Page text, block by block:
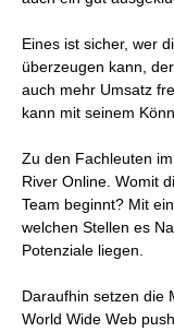
Eines ist sicher, wer
überzeugen kann,
auch mehr Umsatz
kann mit seinem
Zu den Fachleuten
River Online. Womit
Team beginnt? Mit
welchen Stellen es
Potenziale liegen.
Daraufhin setzen die
World Wide Web